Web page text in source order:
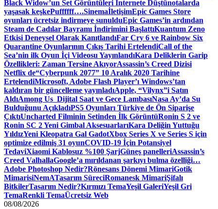
Black Widow’un Set Görüntüleri İnternete Düştünotalarda
yaşasak keşkePuffffff….SinemaİletişimEpic Games Store
oyunları ücretsiz indirmeye sunulduEpic Games’in ardından
Steam de Cadılar Bayramı İndirimini BaşlattıKuantum Zeno
Etkisi Deneysel Olarak KanıtlandıFar Cry 6 ve Rainbow Six
Quarantine Oyunlarının Çıkış Tarihi ErtelendiCall of the
Sea’nin ilk Oyun İçi Videosu YayınlandıKara Deliklerin Garip
Özellikleri: Zaman Tersine AkıyorAssassin’s Creed Dizisi
Netflix de“Cyberpunk 2077” 10 Aralık 2020 Tarihine
ErtelendiMicrosoft, Adobe Flash Player’ı Windows’tan
kaldıran bir güncelleme yayınladıApple, “Vilynx”i Satın
AldıAmong Us Dijital Saat ve Gece LambasıNasa Ay’da Su
Bulduğunu AçıkladıPS5 Oyunları Türkiye de Ön Siparişe
ÇıktıUncharted Filminin Setinden İlk GörüntüRonin S 2 ve
Ronin SC 2 Yeni Gimbal AksesuarlarıKara Deliğin Yuttuğu
YıldızYeni Kleopatra Gal GadotXbox Series X ve Series S için
optimize edilmiş 31 oyunCOVID-19 İçin Potansiyel
TedaviXiaomi Kablosuz %100 ŞarjGüneş panelleriAssassin’s
Creed ValhallaGoogle’a mırıldanan şarkıyı bulma özelliği…
Adobe Photoshop Nedir?Rönesans Dönemi MimariGotik
MimarisiNemATasarım SüreciRomanesk MimariŞifalı
BitkilerTasarım Nedir?Kırmızı TemaYeşil GaleriYeşil Gri
TemaRenkli TemaÜcretsiz Web
08/08/2026